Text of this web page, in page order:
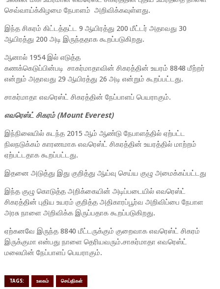
செவ்வாய்க்கிழமை நேபாளம் அறிவிக்கவுள்ளது.
இந்த சிகரம் கிட்டத்தட்ட 9 ஆயிரத்து 200 மீட்டர் அதாவது 30
ஆயிரத்து 200 அடி இருந்ததாக கூறப்படுகிறது.
ஆனால் 1954 இல் எடுத்த
கணக்கெடுப்பின்படி சாகர்மாதாவின் சிகரத்தின் உயரம் 8848 மீற்றர்
என்றும் அதாவது 29 ஆயிரத்து 26 அடி என்றும் கூறப்பட்டது.
சாகர்மாதா எவரெஸ்ட் சிகரத்தின் நேப்பாளப் பெயராகும்.
எவரெஸ்ட் சிகரம் (Mount Everest)
இந்நிலையில் கடந்த 2015 ஆம் ஆண்டு நேபாளத்தில் ஏற்பட்ட
நிலநடுக்கம் காரணமாக எவரெஸ்ட் சிகரத்தின் உயரத்தில் மாற்றம்
ஏற்பட்டதாக கூறப்பட்டது.
இதனை அடுத்து இது குறித்து ஆய்வு செய்ய குழு அமைக்கப்பட்டது
இந்த குழு கொடுத்த அறிக்கையின் அடிப்படையில் எவரெஸ்ட்
சிகரத்தின் புதிய உயரம் குறித்த அதிகாரப்பூர்வ அறிவிப்பை நேபாள
அரசு நாளை அறிவிக்க இருப்பதாக கூறப்படுகிறது.
ஏற்கனவே இருந்த 8840 மீட்டருக்கும் குறைவாக எவரெஸ்ட் சிகரம்
இருக்குமா என்பது நாளை தெரியவரும்.சாகர்மாதா எவரெஸ்ட்
மலையின் நேப்பாளப் பெயராகும்.
TAGS: உலகம் செய்திகள்